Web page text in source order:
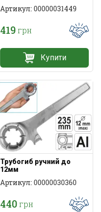
Артикул: 00000031449
419грн
Купити
Трубогиб ручний до
12мм
Артикул: 00000030360
440грн